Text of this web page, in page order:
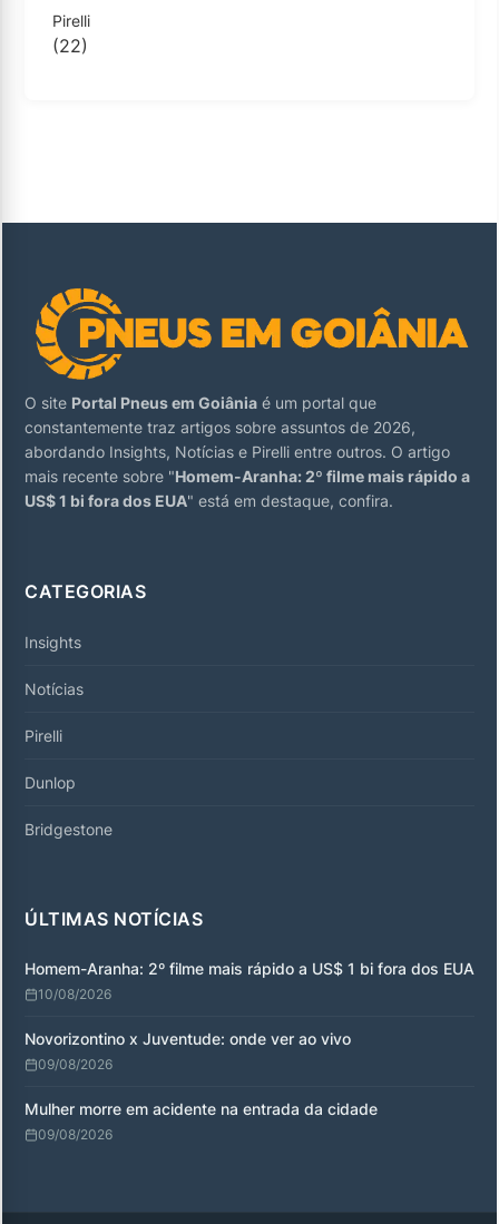
Pirelli
(22)
O site Portal Pneus em Goiânia é um portal que
constantemente traz artigos sobre assuntos de 2026,
abordando Insights, Notícias e Pirelli entre outros. O artigo
mais recente sobre "Homem-Aranha: 2º filme mais rápido a
US$ 1 bi fora dos EUA" está em destaque, confira.
CATEGORIAS
Insights
Notícias
Pirelli
Dunlop
Bridgestone
ÚLTIMAS NOTÍCIAS
Homem-Aranha: 2º filme mais rápido a US$ 1 bi fora dos EUA
10/08/2026
Novorizontino x Juventude: onde ver ao vivo
09/08/2026
Mulher morre em acidente na entrada da cidade
09/08/2026